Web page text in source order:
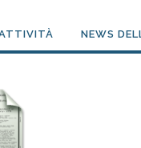
NEWS